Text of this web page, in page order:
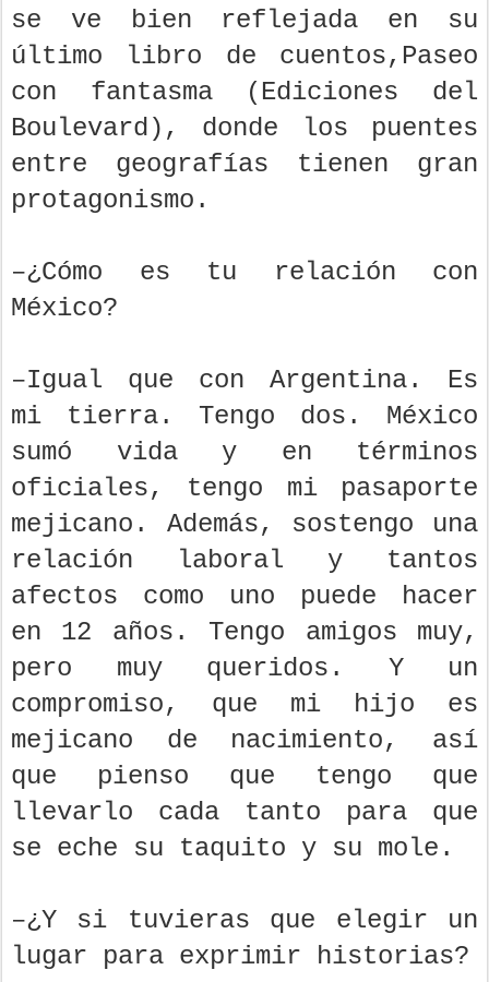
se ve bien reflejada en su
último libro de cuentos,Paseo
con fantasma (Ediciones del
Boulevard), donde los puentes
entre geografías tienen gran
protagonismo.
–¿Cómo es tu relación con
México?
–Igual que con Argentina. Es
mi tierra. Tengo dos. México
sumó vida y en términos
oficiales, tengo mi pasaporte
mejicano. Además, sostengo una
relación laboral y tantos
afectos como uno puede hacer
en 12 años. Tengo amigos muy,
pero muy queridos. Y un
compromiso, que mi hijo es
mejicano de nacimiento, así
que pienso que tengo que
llevarlo cada tanto para que
se eche su taquito y su mole.
–¿Y si tuvieras que elegir un
lugar para exprimir historias?